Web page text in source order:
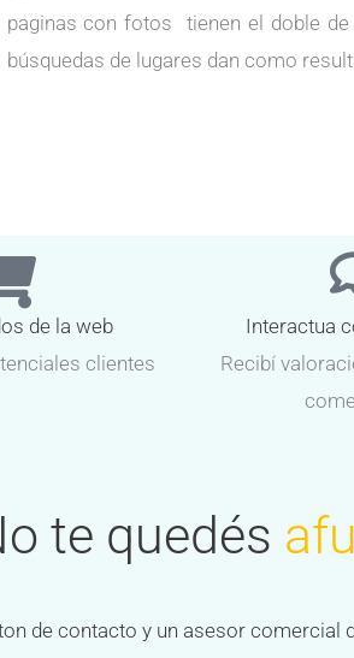
paginas con fotos tienen el doble de
búsquedas de lugares dan como
de la web
clientes
Interactua
Recibí
te quedés
de contacto y un asesor comercial